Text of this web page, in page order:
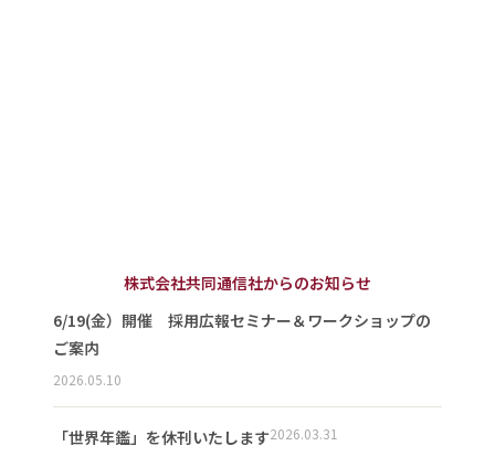
株式会社共同通信社からのお知らせ
6/19(金）開催 採用広報セミナー＆ワークショップの
ご案内
2026.05.10
「世界年鑑」を休刊いたします2026.03.31